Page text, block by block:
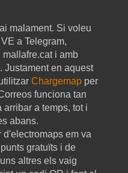
malament. Si voleu
a Telegram,
i amb
Justament en aquest
Chargemapper
funciona tan
arribar a temps, tot i
abans.
em va
gratuïts i de
altres els vaig